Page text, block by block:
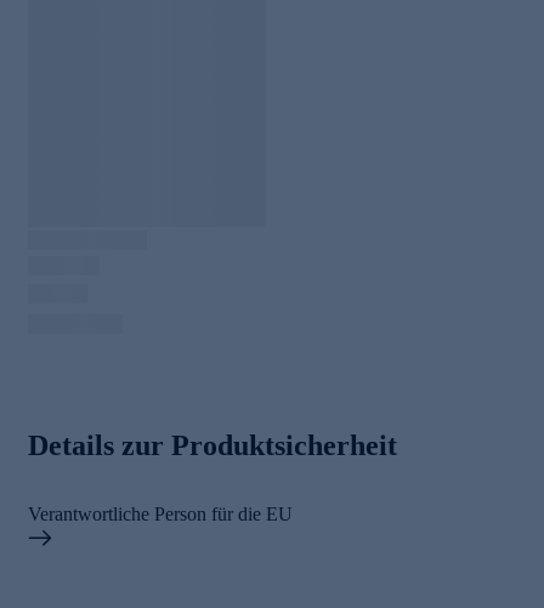
Details zur Produktsicherheit
Verantwortliche Person für die EU